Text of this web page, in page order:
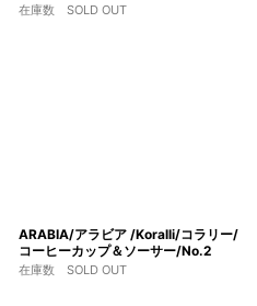
在庫数 SOLD OUT
ARABIA/アラビア /Koralli/コラリー/
コーヒーカップ＆ソーサー/No.2
在庫数 SOLD OUT